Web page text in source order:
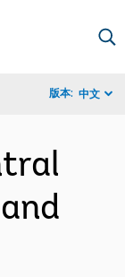
版本: 中文